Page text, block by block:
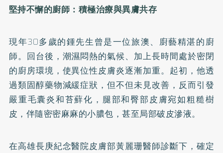
堅持不懈的廚師：積極治療與異膚共存
現年30多歲的鍾先生曾是一位旅澳、廚藝精湛的廚
師。回台後，潮濕悶熱的氣候、加上長時間處於密閉
的廚房環境，使異位性皮膚炎逐漸加重。起初，他透
過類固醇藥物減緩症狀，但不但未見改善，反而引發
嚴重毛囊炎和苔蘚化，腿部和臀部皮膚宛如粗糙樹
皮，伴隨密密麻麻的小膿包，甚至局部破皮滲液。
在高雄長庚紀念醫院皮膚部黃麗珊醫師診斷下，確定